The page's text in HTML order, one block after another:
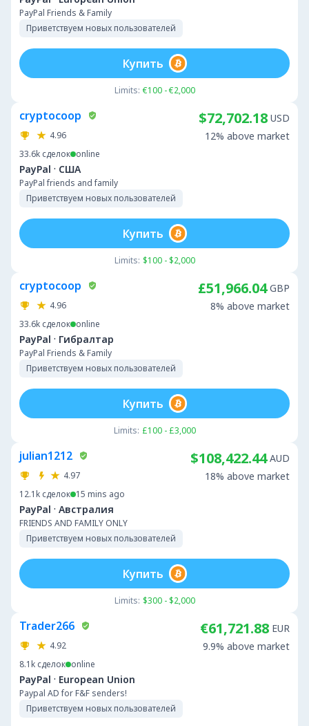
PayPal Friends & Family
Приветствуем новых пользователей
Limits: €100 - €2,000
Купить
cryptocoop
4.96
33.6k сделок online
PayPal · США
PayPal friends and family
Приветствуем новых пользователей
$72,702.18 USD
12% above market
Limits: $100 - $2,000
Купить
cryptocoop
4.96
33.6k сделок online
PayPal · Гибралтар
PayPal Friends & Family
Приветствуем новых пользователей
£51,966.04 GBP
8% above market
Limits: £100 - £3,000
Купить
julian1212
4.97
12.1k сделок 15 mins ago
PayPal · Австралия
FRIENDS AND FAMILY ONLY
Приветствуем новых пользователей
$108,422.44 AUD
18% above market
Limits: $300 - $2,000
Купить
Trader266
4.92
8.1k сделок online
PayPal · European Union
Paypal AD for F&F senders!
Приветствуем новых пользователей
€61,721.88 EUR
9.9% above market